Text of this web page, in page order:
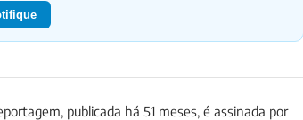
publicada há 51 meses, é assinada por